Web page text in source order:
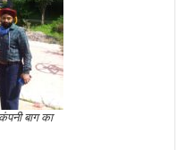
बाग का